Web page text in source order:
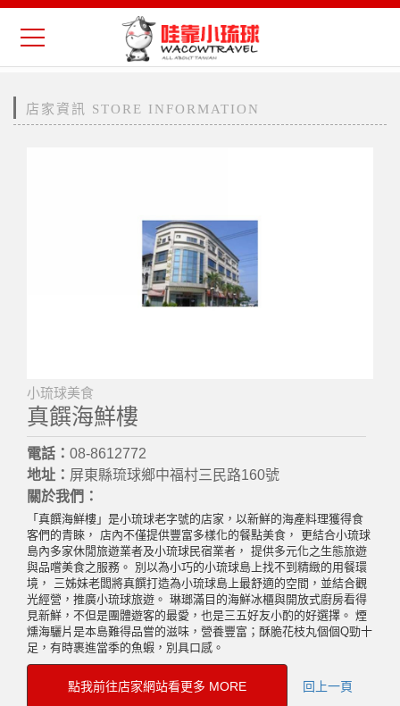
店家資訊 STORE INFORMATION
小琉球美食
真饌海鮮樓
電話： 08-8612772
地址： 屏東縣琉球鄉中福村三民路160號
關於我們：
「真饌海鮮樓」是小琉球老字號的店家，以新鮮的海產料理獲得食
客們的青睞， 店內不僅提供豐富多樣化的餐點美食， 更結合小琉球
島內多家休閒旅遊業者及小琉球民宿業者， 提供多元化之生態旅遊
與品嚐美食之服務。 別以為小巧的小琉球島上找不到精緻的用餐環
境， 三姊妹老闆將真饌打造為小琉球島上最舒適的空間，並結合觀
光經營，推廣小琉球旅遊。 琳瑯滿目的海鮮冰櫃與開放式廚房看得
見新鮮，不但是團體遊客的最愛，也是三五好友小酌的好選擇。 煙
燻海驪片是本島難得品嘗的滋味，營養豐富；酥脆花枝丸個個Q勁十
足，有時裹進當季的魚蝦，別具口感。
點我前往店家網站看更多 MORE 回上一頁